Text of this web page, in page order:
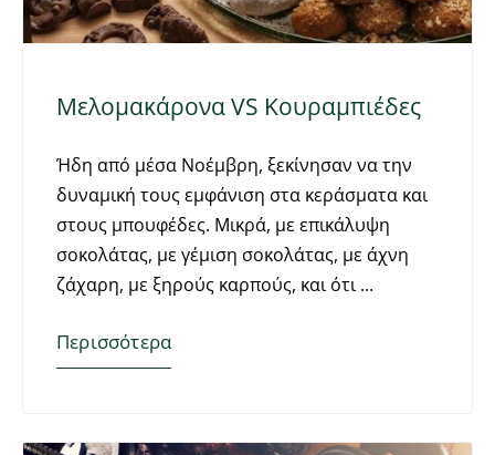
Μελομακάρονα VS Κουραμπιέδες
Ήδη από μέσα Νοέμβρη, ξεκίνησαν να την
δυναμική τους εμφάνιση στα κεράσματα και
στους μπουφέδες. Μικρά, με επικάλυψη
σοκολάτας, με γέμιση σοκολάτας, με άχνη
ζάχαρη, με ξηρούς καρπούς, και ότι
Περισσότερα